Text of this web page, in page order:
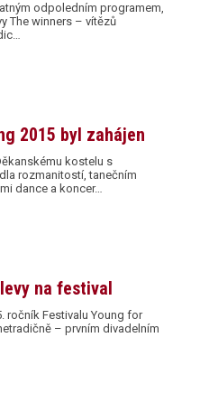
odpoledním programem,
The winners – vítězů
2015 byl zahájen
kostelu s
rozmanitostí, tanečním
dance a koncer…
na festival
ročník Festivalu Young for
– prvním divadelním